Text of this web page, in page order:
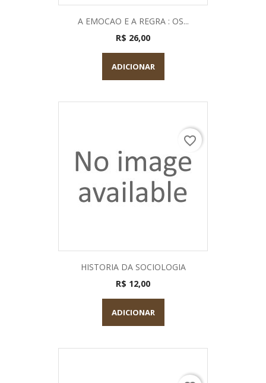
A EMOCAO E A REGRA : OS...
R$ 26,00
ADICIONAR
HISTORIA DA SOCIOLOGIA
R$ 12,00
ADICIONAR
favorite_border